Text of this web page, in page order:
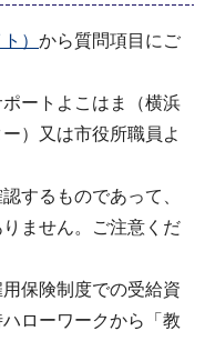
） から質問項目にご
ートよこはま（横浜
）又は市役所職員よ
するものであって、
ません。ご注意くだ
保険制度での受給資
ローワークから「教